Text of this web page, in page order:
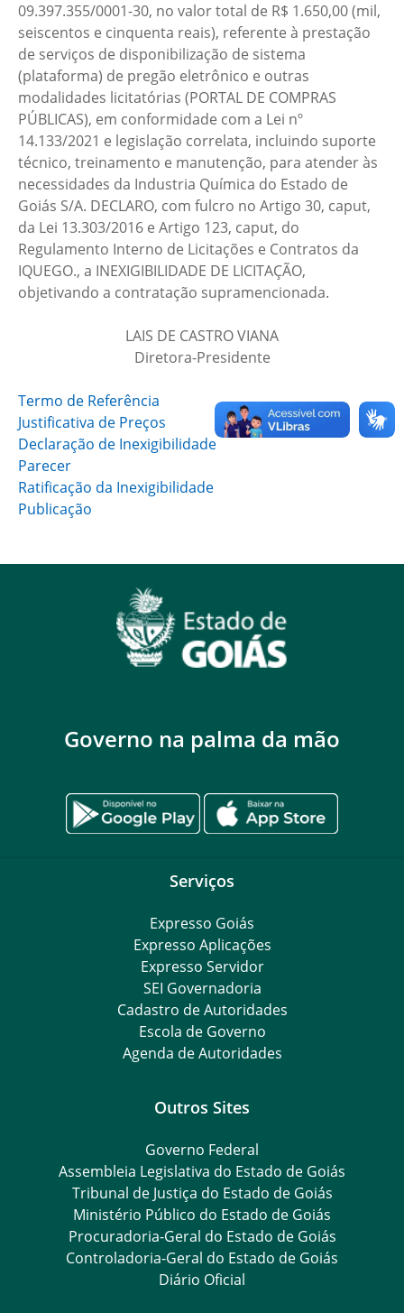
09.397.355/0001-30, no valor total de R$ 1.650,00 (mil,
seiscentos e cinquenta reais), referente à prestação
de serviços de disponibilização de sistema
(plataforma) de pregão eletrônico e outras
modalidades licitatórias (PORTAL DE COMPRAS
PÚBLICAS), em conformidade com a Lei nº
14.133/2021 e legislação correlata, incluindo suporte
técnico, treinamento e manutenção, para atender às
necessidades da Industria Química do Estado de
Goiás S/A. DECLARO, com fulcro no Artigo 30, caput,
da Lei 13.303/2016 e Artigo 123, caput, do
Regulamento Interno de Licitações e Contratos da
IQUEGO., a INEXIGIBILIDADE DE LICITAÇÃO,
objetivando a contratação supramencionada.
LAIS DE CASTRO VIANA
Diretora-Presidente
Termo de Referência
Justificativa de Preços
Declaração de Inexigibilidade
Parecer
Ratificação da Inexigibilidade
Publicação
Governo na palma da mão
Serviços
Expresso Goiás
Expresso Aplicações
Expresso Servidor
SEI Governadoria
Cadastro de Autoridades
Escola de Governo
Agenda de Autoridades
Outros Sites
Governo Federal
Assembleia Legislativa do Estado de Goiás
Tribunal de Justiça do Estado de Goiás
Ministério Público do Estado de Goiás
Procuradoria-Geral do Estado de Goiás
Controladoria-Geral do Estado de Goiás
Diário Oficial